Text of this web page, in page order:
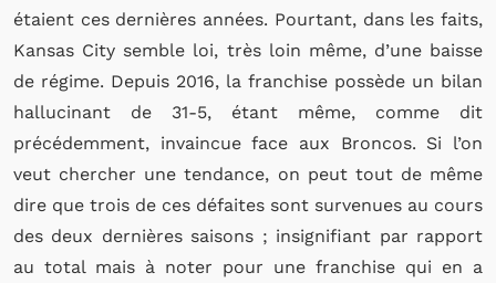
étaient ces dernières années. Pourtant, dans les faits,
Kansas City semble loi, très loin même, d’une baisse
de régime. Depuis 2016, la franchise possède un bilan
hallucinant de 31-5, étant même, comme dit
précédemment, invaincue face aux Broncos. Si l’on
veut chercher une tendance, on peut tout de même
dire que trois de ces défaites sont survenues au cours
des deux dernières saisons ; insignifiant par rapport
au total mais à noter pour une franchise qui en a